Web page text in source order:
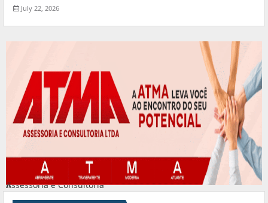
July 22, 2026
Assessoria e Consultoria
#